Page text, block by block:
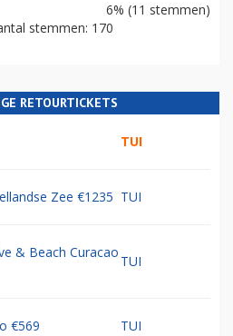
6% (11 stemmen)
stemmen: 170
RETOURTICKETS
TUI
Zee €1235 TUI
& Beach Curacao
TUI
€569 TUI